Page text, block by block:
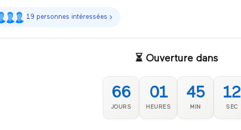
19 personnes intéressées
⏳ Ouverture dans
66
JOURS
01
HEURES
45
MIN
11
SEC